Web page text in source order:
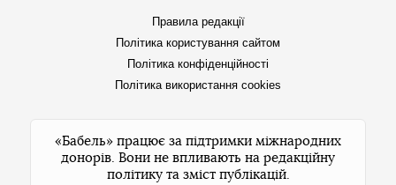
Правила редакції
Політика користування сайтом
Політика конфіденційності
Політика використання cookies
«Бабель» працює за підтримки міжнародних
донорів. Вони не впливають на редакційну
політику та зміст публікацій.